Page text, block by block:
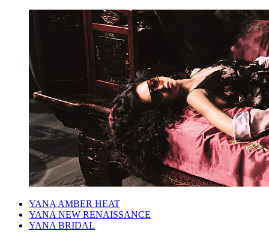
YANA AMBER HEAT
YANA NEW RENAISSANCE
YANA BRIDAL